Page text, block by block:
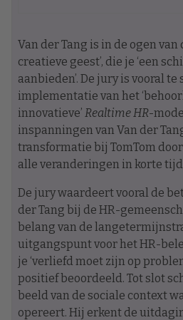
Van der Tang is in de ogen van
creatieve geest’, die je ‘een
aanbieden’. De jury is vooral
implementatie van het
innovatieve’ Realtime HR-
inspanningen van Van der
transformatie bij TomTom
alle veranderingen in korte
De jury waardeert vooral de
der Tang bij de HR-
belang van de
uitgangspunt voor het HR-
je ‘verliefd moet zijn op
positief beoordeeld. Tot slot
beeld van de sociale context
opereert. Hij erkent de